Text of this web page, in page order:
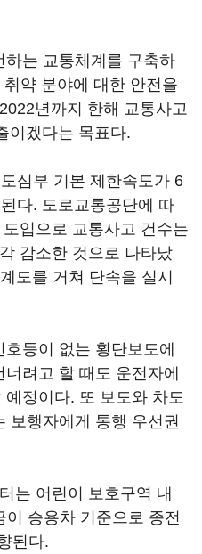
는 교통체계를 구축하
약 분야에 대한 안전을
년까지 한해 교통사고
이겠다는 목표다.
심부 기본 제한속도가 6
다. 도로교통공단에 따
입으로 교통사고 건수는
감소한 것으로 나타났
도를 거쳐 단속을 실시
등이 없는 횡단보도에
려고 할 때도 운전자에
정이다. 또 보도와 차도
보행자에게 통행 우선권
는 어린이 보호구역 내
이 승용차 기준으로 종전
된다.